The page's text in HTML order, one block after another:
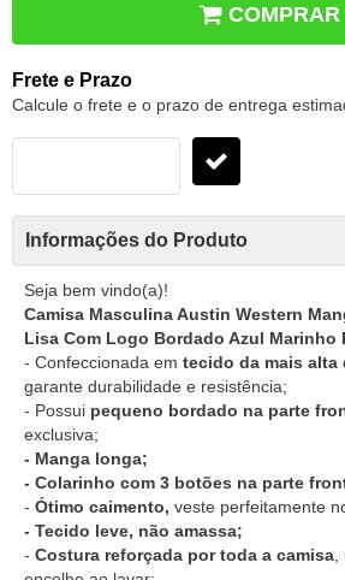
COMPRAR
Frete e Prazo
Calcule o frete e o prazo de entrega
Informações do Produto
Seja bem vindo(a)!
Camisa Masculina Austin Western
Lisa Com Logo Bordado Azul Marinho
- Confeccionada em tecido da mais alta
garante durabilidade e resistência;
- Possui pequeno bordado na parte
exclusiva;
- Manga longa;
- Colarinho com 3 botões na parte
- Ótimo caimento, veste perfeitamente
- Tecido leve, não amassa;
- Costura reforçada por toda a camisa